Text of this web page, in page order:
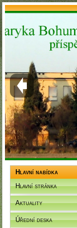
Hlavní nabídka
Hlavní stránka
Aktuality
Úřední deska